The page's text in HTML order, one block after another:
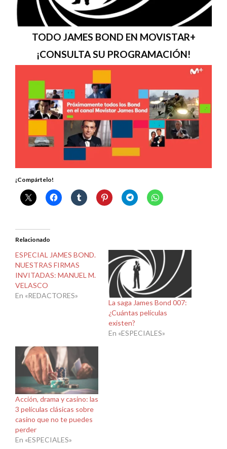
TODO JAMES BOND EN MOVISTAR+
¡CONSULTA SU PROGRAMACIÓN!
¡Compártelo!
Relacionado
ESPECIAL JAMES BOND.
NUESTRAS FIRMAS
INVITADAS: MANUEL M.
VELASCO
En «REDACTORES»
La saga James Bond 007:
¿Cuántas películas
existen?
En «ESPECIALES»
Acción, drama y casino: las
3 películas clásicas sobre
casino que no te puedes
perder
En «ESPECIALES»